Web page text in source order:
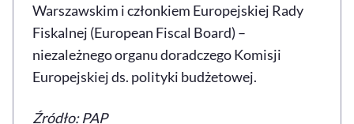
Warszawskim i członkiem Europejskiej Rady
Fiskalnej (European Fiscal Board) –
niezależnego organu doradczego Komisji
Europejskiej ds. polityki budżetowej.
Źródło: PAP